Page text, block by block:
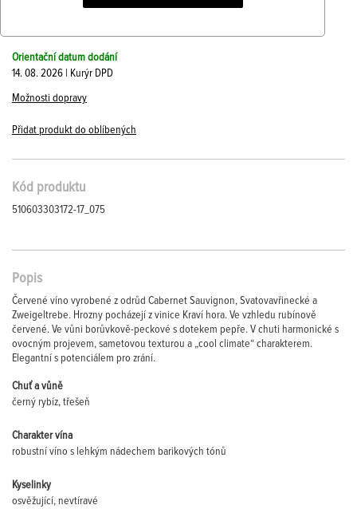
Orientační datum dodání
14. 08. 2026 | Kurýr DPD
Možnosti dopravy
Přidat produkt do oblíbených
Kód produktu
510603303172-17_075
Popis
Červené víno vyrobené z odrůd Cabernet Sauvignon, Svatovavřinecké a
Zweigeltrebe. Hrozny pocházejí z vinice Kraví hora. Ve vzhledu rubínově
červené. Ve vůni borůvkově-peckové s dotekem pepře. V chuti harmonické s
ovocným projevem, sametovou texturou a „cool climate“ charakterem.
Elegantní s potenciálem pro zrání.
Chuť a vůně
černý rybíz, třešeň
Charakter vína
robustní víno s lehkým nádechem barikových tónů
Kyselinky
osvěžující, nevtíravé